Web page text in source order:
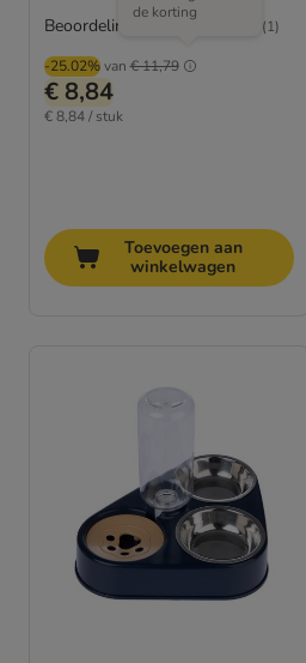
-25.02% van € 11,79
de korting
€ 8,84
€ 8,84 / stuk
Beoordeling: 5/5 (1)
Toevoegen aan
winkelwagen